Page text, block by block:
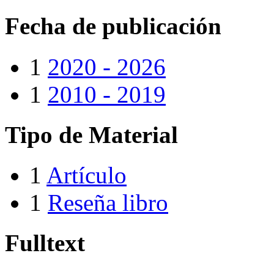
Fecha de publicación
1 2020 - 2026
1 2010 - 2019
Tipo de Material
1 Artículo
1 Reseña libro
Fulltext